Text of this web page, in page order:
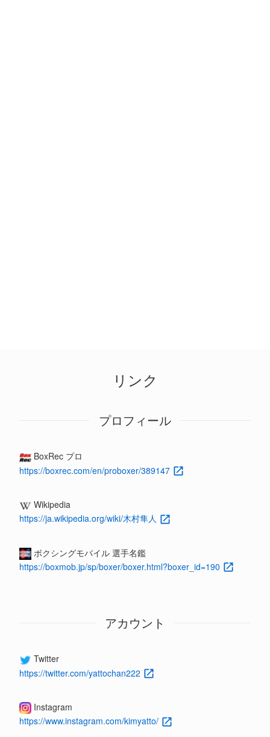
リンク
プロフィール
BoxRec プロ
https://boxrec.com/en/proboxer/389147
Wikipedia
https://ja.wikipedia.org/wiki/木村隼人
ボクシングモバイル 選手名鑑
https://boxmob.jp/sp/boxer/boxer.html?boxer_id=190
アカウント
Twitter
https://twitter.com/yattochan222
Instagram
https://www.instagram.com/kimyatto/